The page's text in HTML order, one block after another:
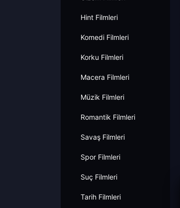
Hint Filmleri
Komedi Filmleri
Korku Filmleri
Macera Filmleri
Müzik Filmleri
Romantik Filmleri
Savaş Filmleri
Spor Filmleri
Suç Filmleri
Tarih Filmleri